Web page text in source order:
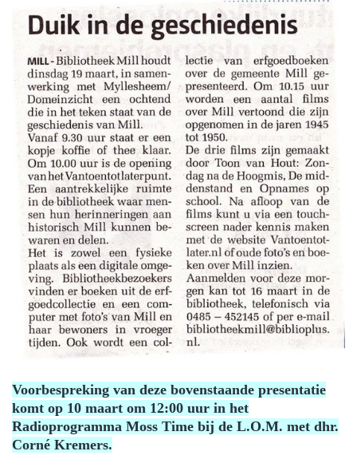
Voorbespreking van deze bovenstaande presentatie
komt op 10 maart om 12:00 uur in het
Radioprogramma Moss Time bij de L.O.M. met dhr.
Corné Kremers.